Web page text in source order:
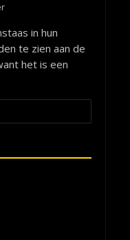
in hun
te zien aan de
het is een